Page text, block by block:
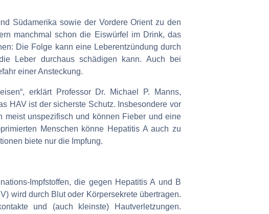
Südamerika sowie der Vordere Orient zu den
manchmal schon die Eiswürfel im Drink, das
Die Folge kann eine Leberentzündung durch
Leber durchaus schädigen kann. Auch bei
einer Ansteckung.
erklärt Professor Dr. Michael P. Manns,
HAV ist der sicherste Schutz. Insbesondere vor
meist unspezifisch und können Fieber und eine
Menschen könne Hepatitis A auch zu
biete nur die Impfung.
Impfstoffen, die gegen Hepatitis A und B
wird durch Blut oder Körpersekrete übertragen.
und (auch kleinste) Hautverletzungen.